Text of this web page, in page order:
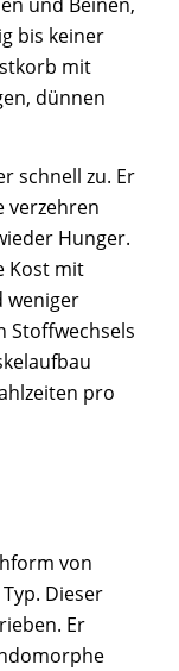
bis keiner
mit
dünnen
schnell zu. Er
verzehren
Hunger.
Kost mit
weniger
Stoffwechsels
pro
von
Dieser
Er